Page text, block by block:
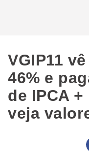
VGIP11
46% e
de IPCA
veja